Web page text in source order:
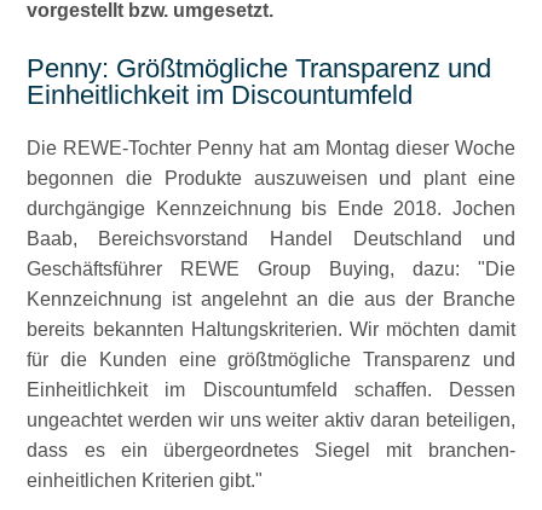
vorgestellt bzw. umgesetzt.
Penny: Größtmögliche Transparenz und
Einheitlichkeit im Discountumfeld
Die REWE-Tochter Penny hat am Montag dieser Woche
begonnen die Produkte auszuweisen und plant eine
durchgängige Kennzeichnung bis Ende 2018. Jochen
Baab, Bereichsvorstand Handel Deutschland und
Geschäftsführer REWE Group Buying, dazu:
Die
Kennzeichnung ist angelehnt an die aus der Branche
bereits bekannten Haltungskriterien. Wir möchten damit
für die Kunden eine größtmögliche Transparenz und
Einheitlichkeit im Discountumfeld schaffen. Dessen
ungeachtet werden wir uns weiter aktiv daran beteiligen,
dass es ein übergeordnetes Siegel mit branchen-
einheitlichen Kriterien gibt.